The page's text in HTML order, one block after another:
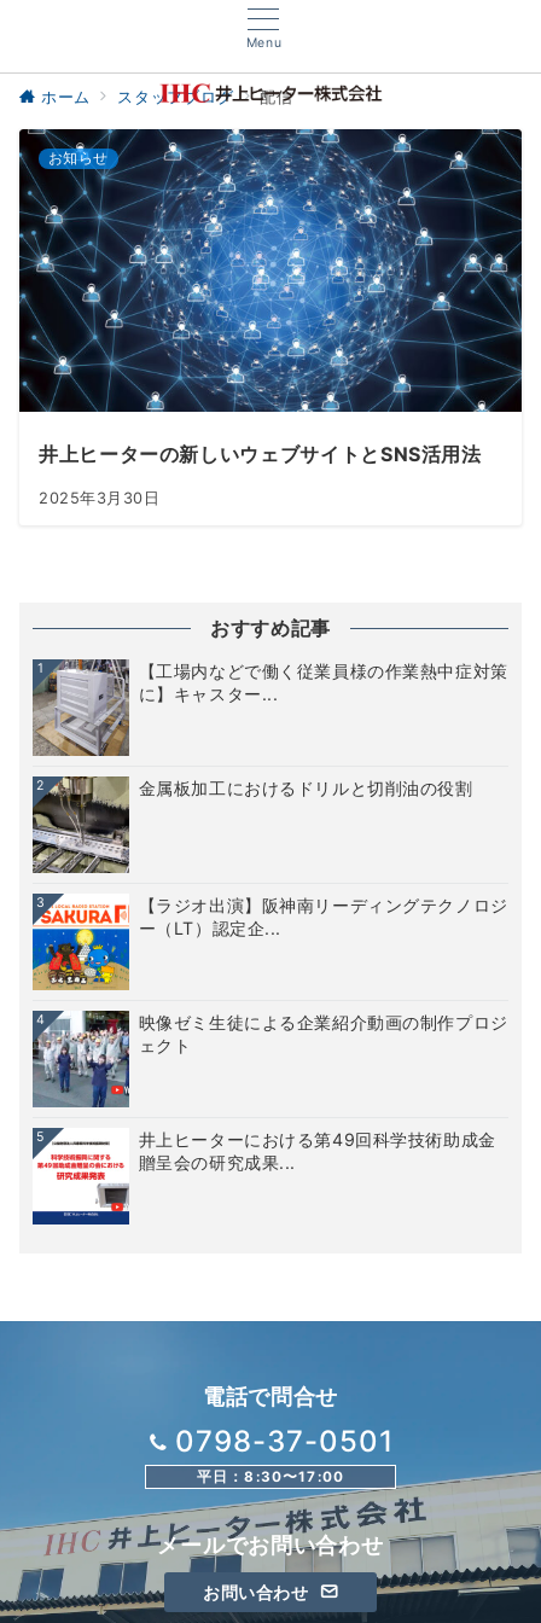
Menu
ホーム スタッフブログ 配信
お知らせ
井上ヒーターの新しいウェブサイトとSNS活用法
2025年3月30日
おすすめ記事
1
【工場内などで働く従業員様の作業熱中症対策
に】キャスター...
2 金属板加工におけるドリルと切削油の役割
3
【ラジオ出演】阪神南リーディングテクノロジ
ー（LT）認定企...
4
映像ゼミ生徒による企業紹介動画の制作プロジ
ェクト
5
井上ヒーターにおける第49回科学技術助成金
贈呈会の研究成果...
電話で問合せ
0798-37-0501
平日：8:30〜17:00
メールでお問い合わせ
お問い合わせ